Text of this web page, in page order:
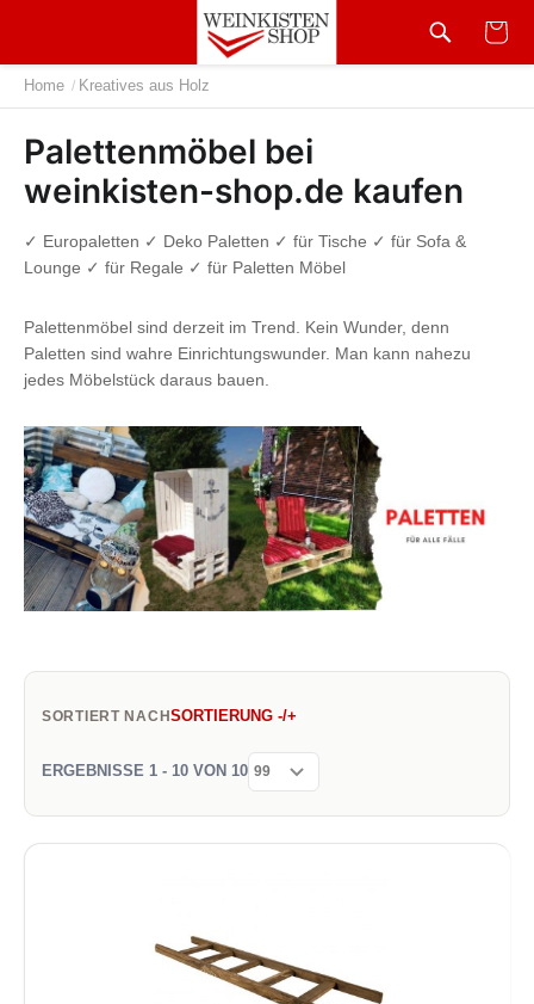
Home / Kreatives aus Holz
Palettenmöbel bei
weinkisten-shop.de kaufen
✓ Europaletten ✓ Deko Paletten ✓ für Tische ✓ für Sofa &
Lounge ✓ für Regale ✓ für Paletten Möbel
Palettenmöbel sind derzeit im Trend. Kein Wunder, denn
Paletten sind wahre Einrichtungswunder. Man kann nahezu
jedes Möbelstück daraus bauen.
SORTIERT NACHSORTIERUNG -/+
ERGEBNISSE 1 - 10 VON 10